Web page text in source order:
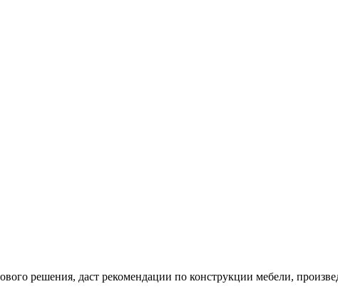
решения, даст рекомендации по конструкции мебели,